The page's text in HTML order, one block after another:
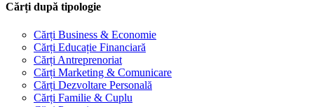
Cărți după tipologie
Cărți Business & Economie
Cărți Educație Financiară
Cărți Antreprenoriat
Cărți Marketing & Comunicare
Cărți Dezvoltare Personală
Cărți Familie & Cuplu